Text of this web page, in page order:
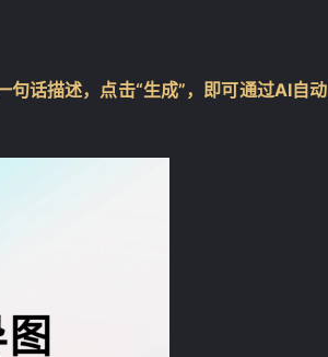
话描述，点击“生成”，即可通过AI自动